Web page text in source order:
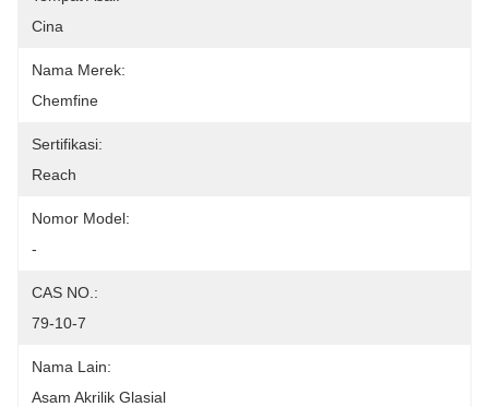
Cina
Nama Merek:
Chemfine
Sertifikasi:
Reach
Nomor Model:
-
CAS NO.:
79-10-7
Nama Lain:
Asam Akrilik Glasial